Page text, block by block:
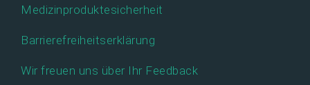
Medizinproduktesicherheit
Barrierefreiheitserklärung
Wir freuen uns über Ihr Feedback